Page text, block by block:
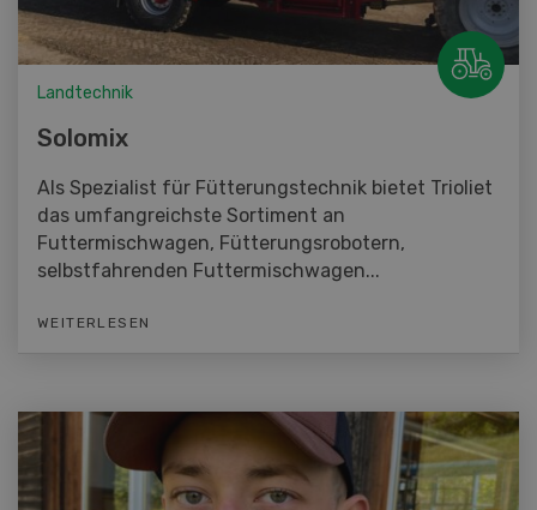
Landtechnik
Solomix
Als Spezialist für Fütterungstechnik bietet Trioliet
das umfangreichste Sortiment an
Futtermischwagen, Fütterungsrobotern,
selbstfahrenden Futtermischwagen...
WEITERLESEN